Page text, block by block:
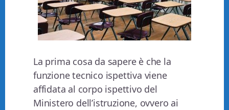
La prima cosa da sapere è che la
funzione tecnico ispettiva viene
affidata al corpo ispettivo del
Ministero dell’istruzione, ovvero ai